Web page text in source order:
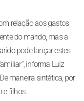
relação aos gastos
do marido, mas a
pode lançar estes
informa Luiz
maneira sintética, por
e filhos.